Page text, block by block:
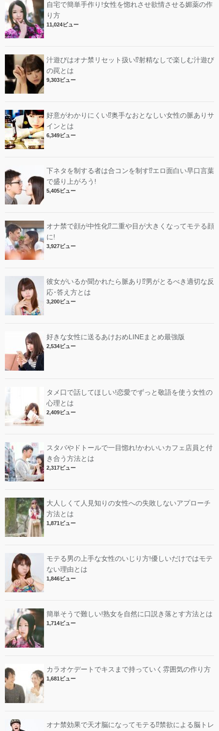
自宅で簡単手作り!女性を惚れさせ欲情させる媚薬の作
り方
11,024ビュー
汁遊びはオナ禁リセット扱い⁉︎射精なしで楽しむ汁遊び
の罠とは
9,303ビュー
好意がわかりにくい⁉︎奥手なおとなしい女性の脈ありサ
インとは
6,349ビュー
下ネタを制する者は合コンを制す⁉︎エロ面白い早口言葉
で盛り上がろう!
5,405ビュー
オナ禁で顔が中性化⁉︎二重や目が大きくなってモテる顔
に!
3,927ビュー
彼女がいるか聞かれたら脈あり⁉︎男がとるべき適切な反
応･答え方とは
3,200ビュー
好きな女性に送るあけおめLINEまとめ最強版
2,534ビュー
タメ口で話してほしい!恋愛でずっと敬語を使う女性の
心理とは
2,409ビュー
スタバやドトールで一目惚れ!かわいいカフェ店員と付
き合う方法とは
2,317ビュー
大人しくて人見知りの女性への失敗しないアプローチ
方法とは
1,871ビュー
モテる男の上手な女性のいじり方!優しいだけではモテ
ない理由とは
1,846ビュー
簡単そうで難しい!熟女を自然に口説き落とす方法とは
1,714ビュー
カラオケデートでキスまで持っていく雰囲気の作り方
1,681ビュー
オナ禁効果で天才脳になってモテる⁉︎禁欲による脳トレ